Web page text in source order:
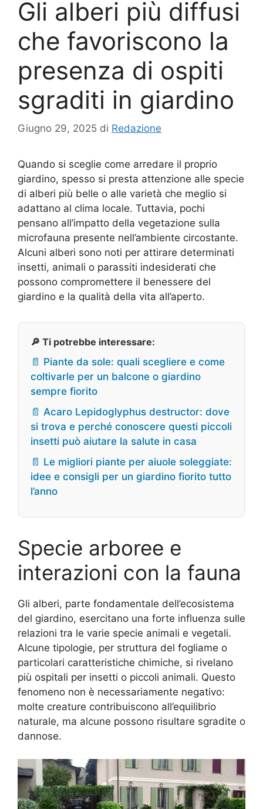
Gli alberi più diffusi
che favoriscono la
presenza di ospiti
sgraditi in giardino
Giugno 29, 2025 di Redazione
Quando si sceglie come arredare il proprio
giardino, spesso si presta attenzione alle specie
di alberi più belle o alle varietà che meglio si
adattano al clima locale. Tuttavia, pochi
pensano all’impatto della vegetazione sulla
microfauna presente nell’ambiente circostante.
Alcuni alberi sono noti per attirare determinati
insetti, animali o parassiti indesiderati che
possono compromettere il benessere del
giardino e la qualità della vita all’aperto.
🔎 Ti potrebbe interessare:
📄 Piante da sole: quali scegliere e come
coltivarle per un balcone o giardino
sempre fiorito
📄 Acaro Lepidoglyphus destructor: dove
si trova e perché conoscere questi piccoli
insetti può aiutare la salute in casa
📄 Le migliori piante per aiuole soleggiate:
idee e consigli per un giardino fiorito tutto
l’anno
Specie arboree e
interazioni con la fauna
Gli alberi, parte fondamentale dell’ecosistema
del giardino, esercitano una forte influenza sulle
relazioni tra le varie specie animali e vegetali.
Alcune tipologie, per struttura del fogliame o
particolari caratteristiche chimiche, si rivelano
più ospitali per insetti o piccoli animali. Questo
fenomeno non è necessariamente negativo:
molte creature contribuiscono all’equilibrio
naturale, ma alcune possono risultare sgradite o
dannose.